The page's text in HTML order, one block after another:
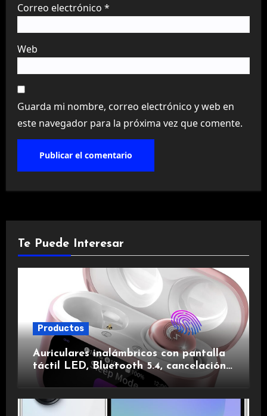
Correo electrónico *
Web
Guarda mi nombre, correo electrónico y web en
este navegador para la próxima vez que comente.
Te Puede Interesar
Productos
Auriculares inalámbricos con pantalla
táctil LED, Bluetooth 5.4, cancelación
de ruido, impermeables y de larga